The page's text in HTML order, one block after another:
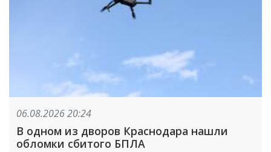
06.08.2026 20:24
В одном из дворов Краснодара нашли
обломки сбитого БПЛА